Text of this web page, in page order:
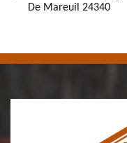
De Mareuil 24340